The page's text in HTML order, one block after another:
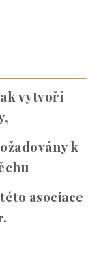
vytvoří
k
asociace